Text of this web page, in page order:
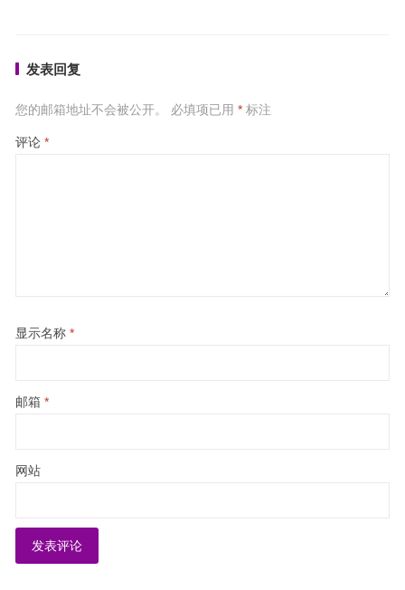
发表回复
您的邮箱地址不会被公开。 必填项已用 *标注
评论 *
显示名称 *
邮箱 *
网站